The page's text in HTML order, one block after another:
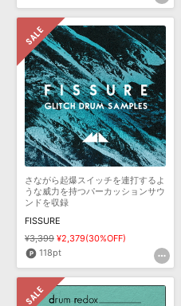
APS
SLS
さながら起爆スイッチを連打するよ
うな威力を持つパーカッションサウ
ンドを収録
FISSURE
¥3,399 ¥2,379(30%OFF)
118pt